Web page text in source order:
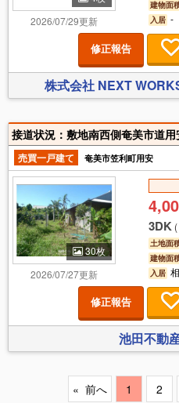
2026/07/29更新
建物面
入居
修正報告
株式会社 NEXT
接道状況：敷地南西側奄美市道
売買一戸建て 奄美市笠利町用安
30枚
2026/07/27更新
3DK
土地面
建物面
入居
修正報告
池田不動
前へ 1 2